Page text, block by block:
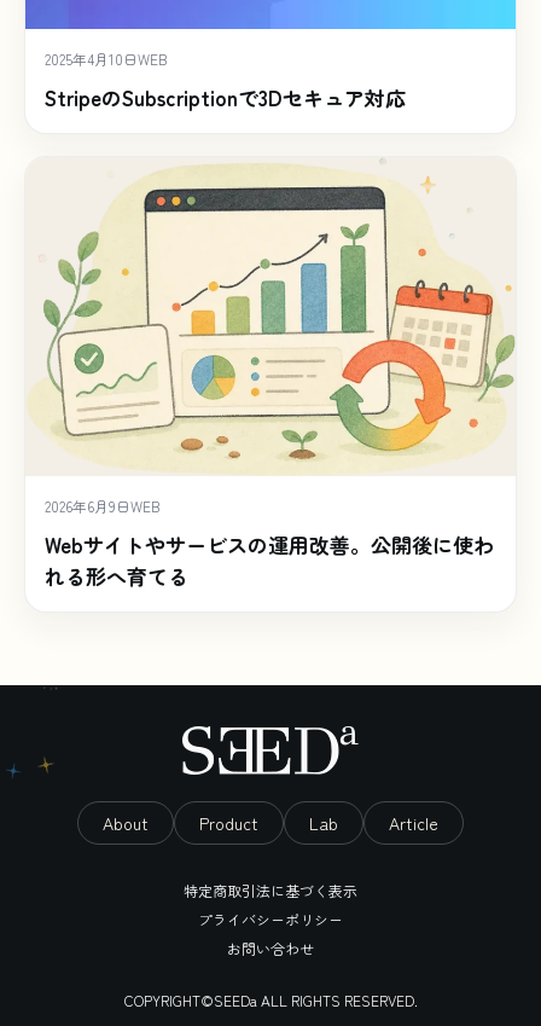
2025年4月10日WEB
StripeのSubscriptionで3Dセキュア対応
2026年6月9日WEB
Webサイトやサービスの運用改善。公開後に使わ
れる形へ育てる
About Product Lab Article
特定商取引法に基づく表示
プライバシーポリシー
お問い合わせ
COPYRIGHT©SEEDa ALL RIGHTS RESERVED.